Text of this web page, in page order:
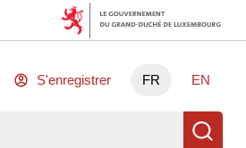
S'enregistrer FR EN